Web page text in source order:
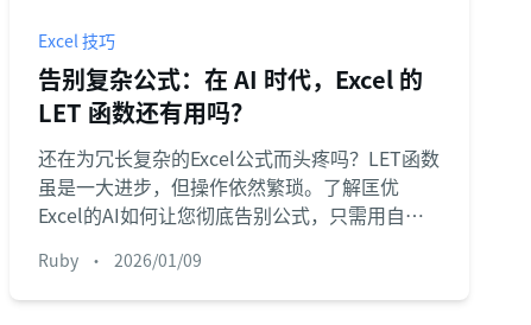
Excel 技巧
告别复杂公式：在 AI 时代，Excel 的
LET 函数还有用吗？
还在为冗长复杂的Excel公式而头疼吗？LET函数
虽是一大进步，但操作依然繁琐。了解匡优
Excel的AI如何让您彻底告别公式，只需用自然
Ruby • 2026/01/09